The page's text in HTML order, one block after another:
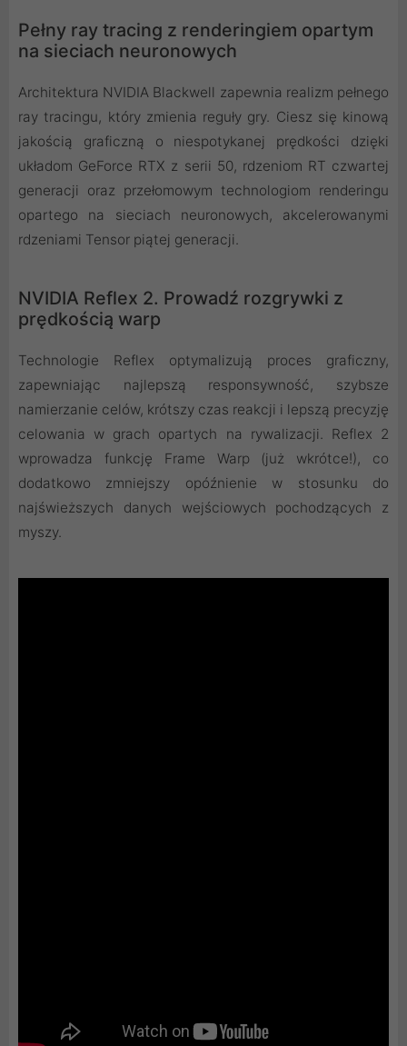
Pełny ray tracing z renderingiem opartym
na sieciach neuronowych
Architektura NVIDIA Blackwell zapewnia realizm pełnego
ray tracingu, który zmienia reguły gry. Ciesz się kinową
jakością graficzną o niespotykanej prędkości dzięki
układom GeForce RTX z serii 50, rdzeniom RT czwartej
generacji oraz przełomowym technologiom renderingu
opartego na sieciach neuronowych, akcelerowanymi
rdzeniami Tensor piątej generacji.
NVIDIA Reflex 2. Prowadź rozgrywki z
prędkością warp
Technologie Reflex optymalizują proces graficzny,
zapewniając najlepszą responsywność, szybsze
namierzanie celów, krótszy czas reakcji i lepszą precyzję
celowania w grach opartych na rywalizacji. Reflex 2
wprowadza funkcję Frame Warp (już wkrótce!), co
dodatkowo zmniejszy opóźnienie w stosunku do
najświeższych danych wejściowych pochodzących z
myszy.